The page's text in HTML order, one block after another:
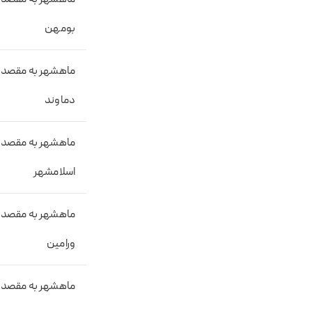
بومهن
ماهشهر به مقصد
دماوند
ماهشهر به مقصد
اسلامشهر
ماهشهر به مقصد
ورامین
ماهشهر به